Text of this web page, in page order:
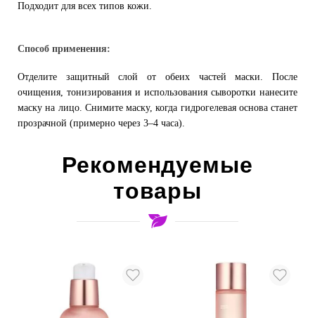
Подходит для всех типов кожи.
Способ применения:
Отделите защитный слой от обеих частей маски. После
очищения, тонизирования и использования сыворотки нанесите
маску на лицо. Снимите маску, когда гидрогелевая основа станет
прозрачной (примерно через 3–4 часа).
Рекомендуемые
товары